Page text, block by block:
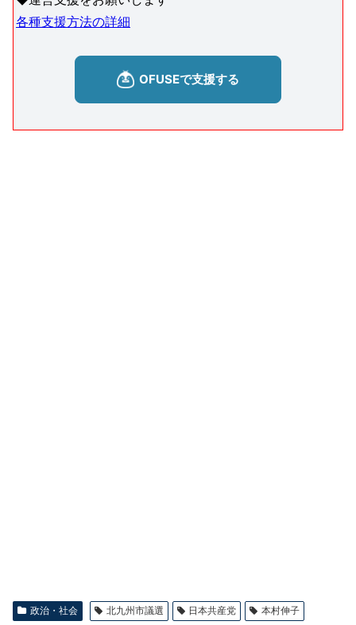
各種支援方法の詳細
政治・社会 北九州市議選 日本共産党 本村伸子